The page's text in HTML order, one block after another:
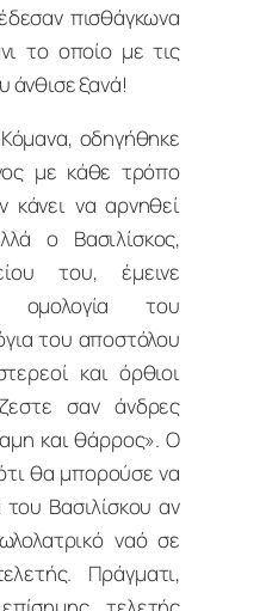
πισθάγκωνα
το οποίο με τις
άνθισε ξανά!
οδηγήθηκε
με κάθε τρόπο
να αρνηθεί
ο Βασιλίσκος,
του, έμεινε
ομολογία του
του αποστόλου
και όρθιοι
σαν άνδρες
και θάρρος». Ο
θα μπορούσε να
Βασιλίσκου αν
ναό σε
Πράγματι,